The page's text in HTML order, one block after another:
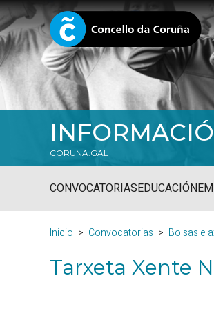
CORUNA.GAL
CONVOCATORIASEDUCACIÓN
Inicio Convocatorias Bolsas e
Tarxeta Xente